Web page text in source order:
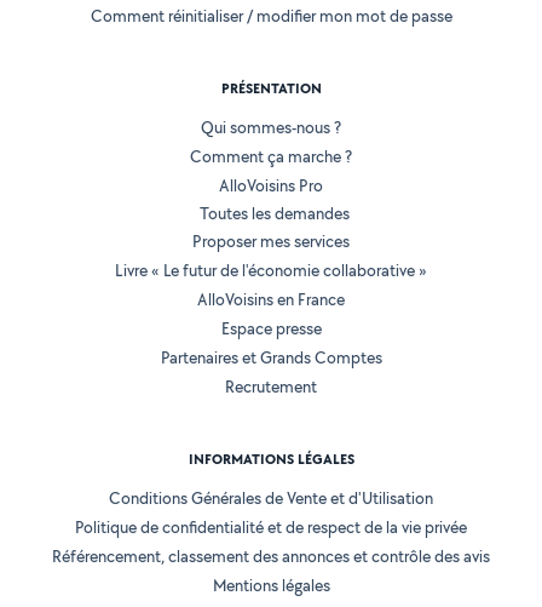
Comment réinitialiser / modifier mon mot de passe
PRÉSENTATION
Qui sommes-nous ?
Comment ça marche ?
AlloVoisins Pro
Toutes les demandes
Proposer mes services
Livre « Le futur de l'économie collaborative »
AlloVoisins en France
Espace presse
Partenaires et Grands Comptes
Recrutement
INFORMATIONS LÉGALES
Conditions Générales de Vente et d'Utilisation
Politique de confidentialité et de respect de la vie privée
Référencement, classement des annonces et contrôle des avis
Mentions légales